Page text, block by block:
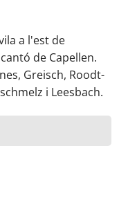
a l'est de
de Capellen.
Greisch, Roodt-
i Leesbach.